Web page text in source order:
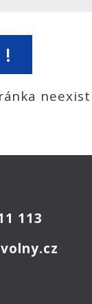
113